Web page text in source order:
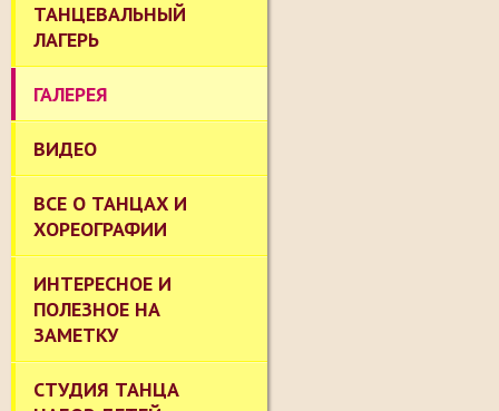
ТАНЦЕВАЛЬНЫЙ
ЛАГЕРЬ
ГАЛЕРЕЯ
ВИДЕО
ВСЕ О ТАНЦАХ И
ХОРЕОГРАФИИ
ИНТЕРЕСНОЕ И
ПОЛЕЗНОЕ НА
ЗАМЕТКУ
СТУДИЯ ТАНЦА